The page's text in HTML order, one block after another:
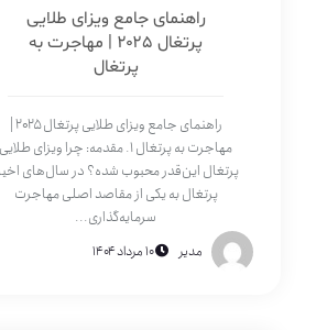
راهنمای جامع ویزای طلایی
پرتغال ۲۰۲۵ | مهاجرت به
پرتغال
مهاجرت به پرتغال ۱. مقدمه: چرا ویزای طلایی
پرتغال این‌قدر محبوب شده؟ در سال‌های
پرتغال به یکی از مقاصد اصلی مهاجرت
سرمایه‌گذاری...
مدیر ۱۰ مرداد ۱۴۰۴